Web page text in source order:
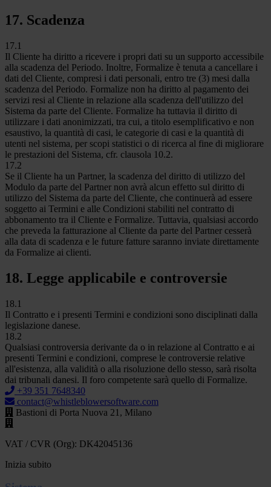
17. Scadenza
17.1
Il Cliente ha diritto a ricevere i propri dati su un supporto accessibile
alla scadenza del Periodo. Inoltre, Formalize è tenuta a cancellare i
dati del Cliente, compresi i dati personali, entro tre (3) mesi dalla
scadenza del Periodo. Formalize non ha diritto al pagamento dei
servizi resi al Cliente in relazione alla scadenza dell'utilizzo del
Sistema da parte del Cliente. Formalize ha tuttavia il diritto di
utilizzare i dati anonimizzati, tra cui, a titolo esemplificativo e non
esaustivo, la quantità di casi, le categorie di casi e la quantità di
utenti nel sistema, per scopi statistici o di ricerca al fine di migliorare
le prestazioni del Sistema, cfr. clausola 10.2.
17.2
Se il Cliente ha un Partner, la scadenza del diritto di utilizzo del
Modulo da parte del Partner non avrà alcun effetto sul diritto di
utilizzo del Sistema da parte del Cliente, che continuerà ad essere
soggetto ai Termini e alle Condizioni stabiliti nel contratto di
abbonamento tra il Cliente e Formalize. Tuttavia, qualsiasi accordo
che preveda la fatturazione al Cliente da parte del Partner cesserà
alla data di scadenza e le future fatture saranno inviate direttamente
da Formalize ai clienti.
18. Legge applicabile e controversie
18.1
Il Contratto e i presenti Termini e condizioni sono disciplinati dalla
legislazione danese.
18.2
Qualsiasi controversia derivante da o in relazione al Contratto e ai
presenti Termini e condizioni, comprese le controversie relative
all'esistenza, alla validità o alla risoluzione dello stesso, sarà risolta
dai tribunali danesi. Il foro competente sarà quello di Formalize.
+39 351 7648340
contact@whistleblowersoftware.com
Bastioni di Porta Nuova 21, Milano
VAT / CVR (Org): DK42045136
Inizia subito